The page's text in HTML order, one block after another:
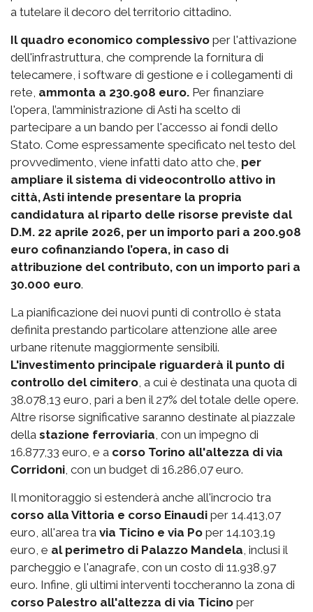
a tutelare il decoro del territorio cittadino.
Il quadro economico complessivo per l'attivazione
dell'infrastruttura, che comprende la fornitura di
telecamere, i software di gestione e i collegamenti di
rete, ammonta a 230.908 euro. Per finanziare
l'opera, l’amministrazione di Asti ha scelto di
partecipare a un bando per l'accesso ai fondi dello
Stato. Come espressamente specificato nel testo del
provvedimento, viene infatti dato atto che, per
ampliare il sistema di videocontrollo attivo in
città, Asti intende presentare la propria
candidatura al riparto delle risorse previste dal
D.M. 22 aprile 2026, per un importo pari a 200.908
euro cofinanziando l’opera, in caso di
attribuzione del contributo, con un importo pari a
30.000 euro.
La pianificazione dei nuovi punti di controllo è stata
definita prestando particolare attenzione alle aree
urbane ritenute maggiormente sensibili.
L'investimento principale riguarderà il punto di
controllo del cimitero, a cui è destinata una quota di
38.078,13 euro, pari a ben il 27% del totale delle opere.
Altre risorse significative saranno destinate al piazzale
della stazione ferroviaria, con un impegno di
16.877,33 euro, e a corso Torino all'altezza di via
Corridoni, con un budget di 16.286,07 euro.
Il monitoraggio si estenderà anche all'incrocio tra
corso alla Vittoria e corso Einaudi per 14.413,07
euro, all'area tra via Ticino e via Po per 14.103,19
euro, e al perimetro di Palazzo Mandela, inclusi il
parcheggio e l'anagrafe, con un costo di 11.938,97
euro. Infine, gli ultimi interventi toccheranno la zona di
corso Palestro all'altezza di via Ticino per